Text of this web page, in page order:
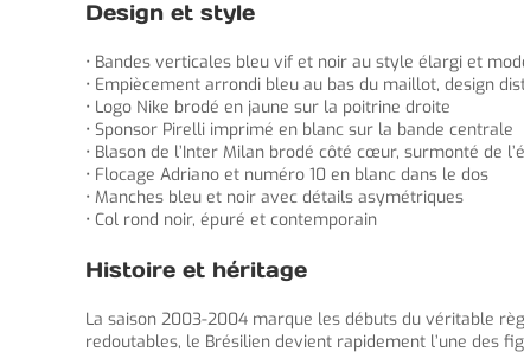
Design et style
• Bandes verticales bleu vif et noir au style élargi et
• Empiècement arrondi bleu au bas du maillot, design
• Logo Nike brodé en jaune sur la poitrine droite
• Sponsor Pirelli imprimé en blanc sur la bande centrale
• Blason de l’Inter Milan brodé côté cœur, surmonté de
• Flocage Adriano et numéro 10 en blanc dans le dos
• Manches bleu et noir avec détails asymétriques
• Col rond noir, épuré et contemporain
Histoire et héritage
La saison 2003-2004 marque les débuts du véritable
redoutables, le Brésilien devient rapidement l’une des